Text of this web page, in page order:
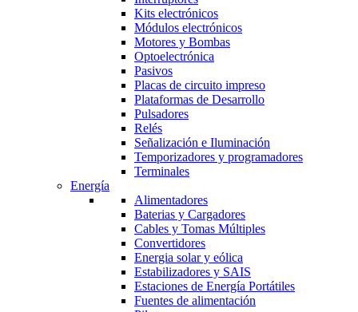
Kits electrónicos
Módulos electrónicos
Motores y Bombas
Optoelectrónica
Pasivos
Placas de circuito impreso
Plataformas de Desarrollo
Pulsadores
Relés
Señalización e Iluminación
Temporizadores y programadores
Terminales
Energía
Alimentadores
Baterias y Cargadores
Cables y Tomas Múltiples
Convertidores
Energia solar y eólica
Estabilizadores y SAIS
Estaciones de Energía Portátiles
Fuentes de alimentación